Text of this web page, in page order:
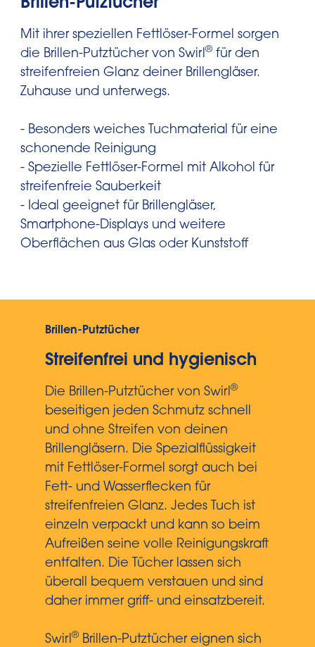
Brillen-Putztücher
Mit ihrer speziellen Fettlöser-Formel sorgen
die Brillen-Putztücher von Swirl® für den
streifenfreien Glanz deiner Brillengläser.
Zuhause und unterwegs.
- Besonders weiches Tuchmaterial für eine
schonende Reinigung
- Spezielle Fettlöser-Formel mit Alkohol für
streifenfreie Sauberkeit
- Ideal geeignet für Brillengläser,
Smartphone-Displays und weitere
Oberflächen aus Glas oder Kunststoff
Brillen-Putztücher
Streifenfrei und hygienisch
Die Brillen-Putztücher von Swirl®
beseitigen jeden Schmutz schnell
und ohne Streifen von deinen
Brillengläsern. Die Spezialflüssigkeit
mit Fettlöser-Formel sorgt auch bei
Fett- und Wasserflecken für
streifenfreien Glanz. Jedes Tuch ist
einzeln verpackt und kann so beim
Aufreißen seine volle Reinigungskraft
entfalten. Die Tücher lassen sich
überall bequem verstauen und sind
daher immer griff- und einsatzbereit.
Swirl® Brillen-Putztücher eignen sich